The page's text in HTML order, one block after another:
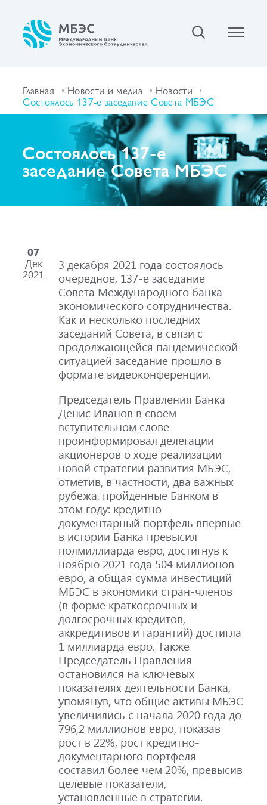
Главная Новости и медиа Новости
Состоялось 137-е заседание Совета МБЭС
Состоялось 137-е
заседание Совета МБЭС
07
Дек
2021
3 декабря 2021 года состоялось
очередное, 137-е заседание
Совета Международного банка
экономического сотрудничества.
Как и несколько последних
заседаний Совета, в связи с
продолжающейся пандемической
ситуацией заседание прошло в
формате видеоконференции.
Председатель Правления Банка
Денис Иванов в своем
вступительном слове
проинформировал делегации
акционеров о ходе реализации
новой стратегии развития МБЭС,
отметив, в частности, два важных
рубежа, пройденные Банком в
этом году: кредитно-
документарный портфель впервые
в истории Банка превысил
полмиллиарда евро, достигнув к
ноябрю 2021 года 504 миллионов
евро, а общая сумма инвестиций
МБЭС в экономики стран-членов
(в форме краткосрочных и
долгосрочных кредитов,
аккредитивов и гарантий) достигла
1 миллиарда евро. Также
Председатель Правления
остановился на ключевых
показателях деятельности Банка,
упомянув, что общие активы МБЭС
увеличились с начала 2020 года до
796,2 миллионов евро, показав
рост в 22%, рост кредитно-
документарного портфеля
составил более чем 20%, превысив
целевые показатели,
установленные в стратегии.